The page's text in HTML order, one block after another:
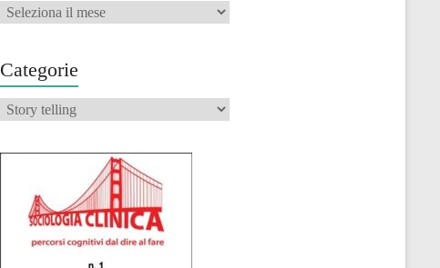
Archivi
Categorie
Categorie